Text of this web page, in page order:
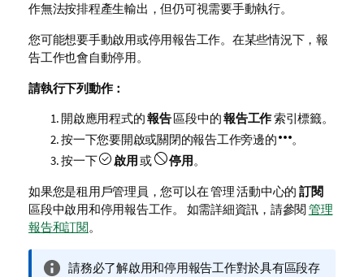
作無法按排程產生輸出，但仍可視需要手動執行。
您可能想要手動啟用或停用報告工作。在某些情況下，報
告工作也會自動停用。
請執行下列動作：
開啟應用程式的報告區段中的報告工作索引標籤。
按一下您要開啟或關閉的報告工作旁邊的
。
按一下
啟用 或 停用。
如果您是租用戶管理員 ，您可以在管理活動中心的 訂閱
區段中啟用和停用報告工作。 如需詳細資訊，請參閱 管理
報告和訂閱。
資
請務必了解啟用和停用報告工作對於具有區段存